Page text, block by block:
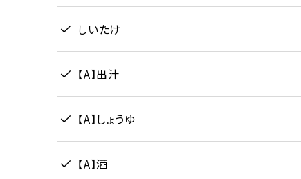
しいたけ
【A】出汁
【A】しょうゆ
【A】酒